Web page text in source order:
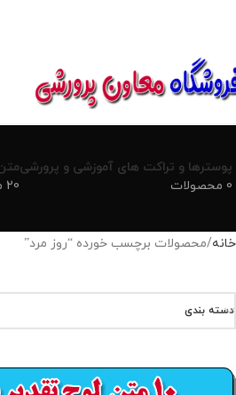
پوسترها و تراکت های آموزشی و پرورشی
0 محصولات
20 محصول
خانه محصولات برچسب خورده “روز مرد”
دسته بندی